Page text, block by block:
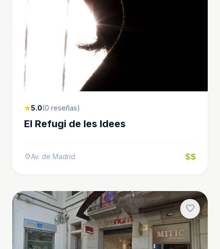
star5.0(0 reseñas)
El Refugi de les Idees
location_onAv. de Madrid $$
favorite